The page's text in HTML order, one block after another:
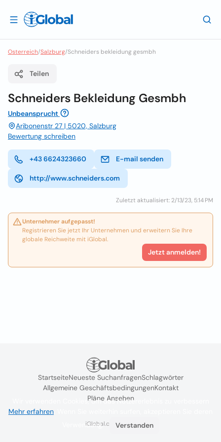
Osterreich/Salzburg/Schneiders bekleidung gesmbh
Teilen
Schneiders Bekleidung Gesmbh
Unbeansprucht
Aribonenstr 27 | 5020, Salzburg
Bewertung schreiben
+43 6624323660 E-mail senden
http://www.schneiders.com
Zuletzt aktualisiert: 2/13/23, 5:14 PM
Unternehmer aufgepasst!
Registrieren Sie jetzt Ihr Unternehmen und erweitern Sie Ihre
globale Reichweite mit iGlobal.
Jetzt anmelden!
StartseiteNeueste SuchanfragenSchlagwörter
Allgemeine GeschäftsbedingungenKontakt
Pläne Ansehen
iGlobal.co @ 2024
Wir verwenden Cookies, um das Nutzererlebnis zu verbessern
Mehr erfahren
Verwendung.
Verstanden